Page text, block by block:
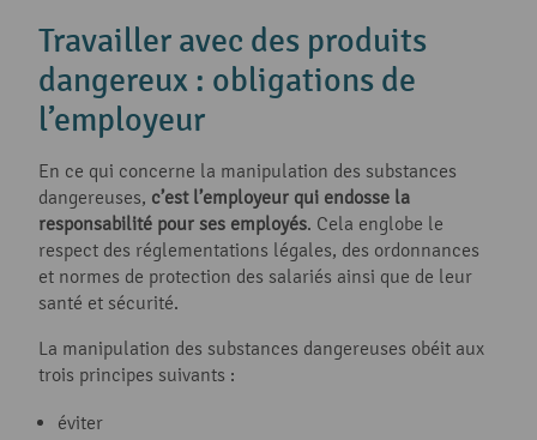
Travailler avec des produits
dangereux : obligations de
l’employeur
En ce qui concerne la manipulation des substances
dangereuses, c’est l’employeur qui endosse la
responsabilité pour ses employés. Cela englobe le
respect des réglementations légales, des ordonnances
et normes de protection des salariés ainsi que de leur
santé et sécurité.
La manipulation des substances dangereuses obéit aux
trois principes suivants :
éviter